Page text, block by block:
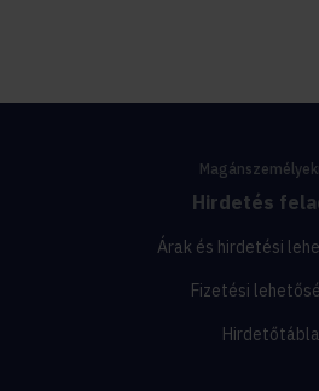
Hirdetés
Árak és hirdetési
Fizetési
Hirdetőtábla